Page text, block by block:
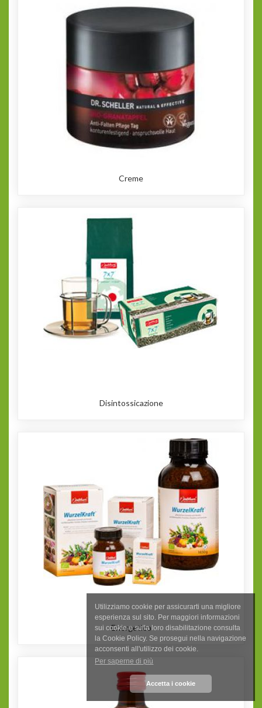
Utilizziamo cookie per assicurarti una migliore
esperienza sul sito. Per maggiori informazioni
sui cookie e sulla loro disabilitazione consulta
la Cookie Policy. Se prosegui nella navigazione
acconsenti all'utilizzo dei cookie.
Per saperne di più
Accetta i cookie
Creme
Disintossicazione
Energetico